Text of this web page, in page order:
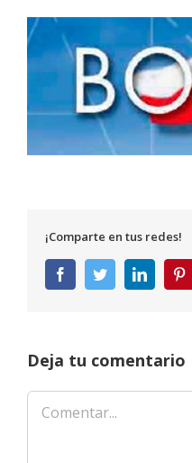
¡Comparte en tus redes!
FacebookTwitterLinkedIn
Deja tu comentario
Comentar